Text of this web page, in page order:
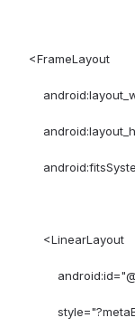
<FrameLayout
<LinearLayout